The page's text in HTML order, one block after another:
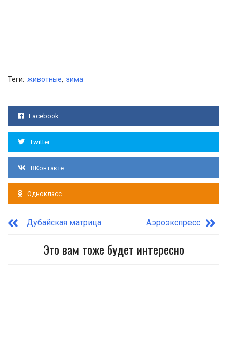
Теги: животные, зима
Facebook
Twitter
ВКонтакте
Однокласс
Дубайская матрица Аэроэкспресс
Это вам тоже будет интересно